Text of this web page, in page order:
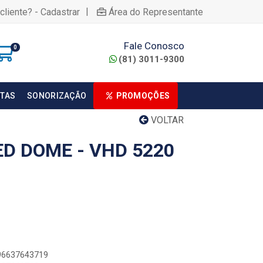
- Cadastrar | Área do Representante
0 Fale Conosco
(81) 3011-9300
SONORIZAÇÃO PROMOÇÕES
VOLTAR
DOME - VHD 5220